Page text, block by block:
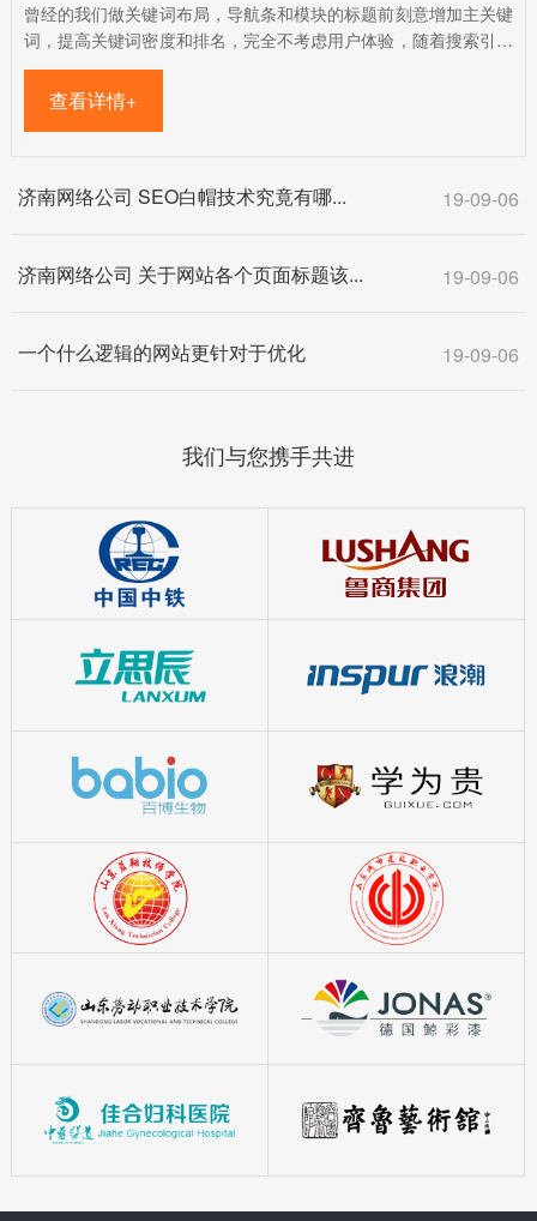
曾经的我们做关键词布局，导航条和模块的标题前刻意增加主关键
词，提高关键词密度和排名，完全不考虑用户体验，随着搜索引擎
的...
查看详情+
济南网络公司 SEO白帽技术究竟有哪... 19-09-06
济南网络公司 关于网站各个页面标题该... 19-09-06
一个什么逻辑的网站更针对于优化 19-09-06
我们与您携手共进